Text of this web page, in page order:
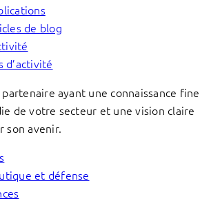
de blog
d’activité
partenaire ayant une connaissance fine
de votre secteur et une vision claire
son avenir.
et défense